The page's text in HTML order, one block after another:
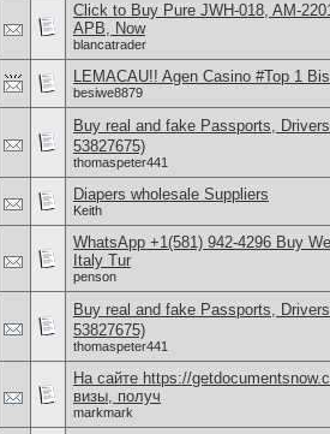
Click to Buy Pure JWH-018, AM-
APB, Now
blancatrader
LEMACAU!! Agen Casino #Top 1
besiwe8879
Buy real and fake Passports,
53827675)
thomaspeter441
Diapers wholesale Suppliers
Keith
WhatsApp +1(581) 942-4296 Buy
Italy Tur
penson
Buy real and fake Passports,
53827675)
thomaspeter441
На сайте https://
визы, получ
markmark